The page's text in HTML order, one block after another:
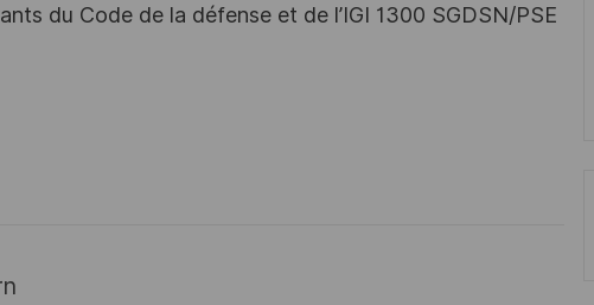
du Code de la défense et de l’IGI 1300 SGDSN/PSE